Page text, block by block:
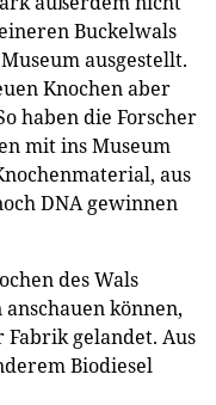
Buckelwals
ausgestellt.
Knochen aber
haben die Forscher
mit ins Museum
aus
DNA gewinnen
des Wals
können,
Fabrik gelandet. Aus
Biodiesel